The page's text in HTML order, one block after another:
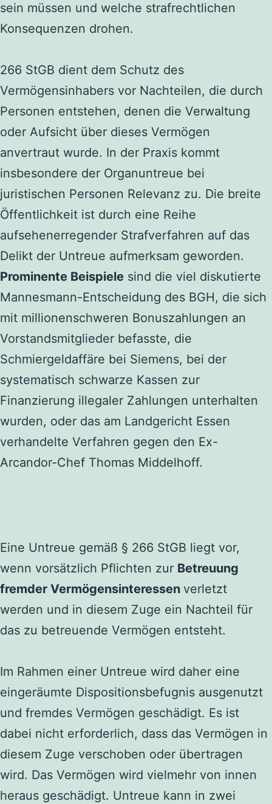
sein müssen und welche strafrechtlichen
Konsequenzen drohen.
266 StGB dient dem Schutz des
Vermögensinhabers vor Nachteilen, die durch
Personen entstehen, denen die Verwaltung
oder Aufsicht über dieses Vermögen
anvertraut wurde. In der Praxis kommt
insbesondere der Organuntreue bei
juristischen Personen Relevanz zu. Die breite
Öffentlichkeit ist durch eine Reihe
aufsehenerregender Strafverfahren auf das
Delikt der Untreue aufmerksam geworden.
Prominente Beispiele sind die viel diskutierte
Mannesmann-Entscheidung des BGH, die sich
mit millionenschweren Bonuszahlungen an
Vorstandsmitglieder befasste, die
Schmiergeldaffäre bei Siemens, bei der
systematisch schwarze Kassen zur
Finanzierung illegaler Zahlungen unterhalten
wurden, oder das am Landgericht Essen
verhandelte Verfahren gegen den Ex-
Arcandor-Chef Thomas Middelhoff.
Eine Untreue gemäß § 266 StGB liegt vor,
wenn vorsätzlich Pflichten zur Betreuung
fremder Vermögensinteressen verletzt
werden und in diesem Zuge ein Nachteil für
das zu betreuende Vermögen entsteht.
Im Rahmen einer Untreue wird daher eine
eingeräumte Dispositionsbefugnis ausgenutzt
und fremdes Vermögen geschädigt. Es ist
dabei nicht erforderlich, dass das Vermögen in
diesem Zuge verschoben oder übertragen
wird. Das Vermögen wird vielmehr von innen
heraus geschädigt. Untreue kann in zwei